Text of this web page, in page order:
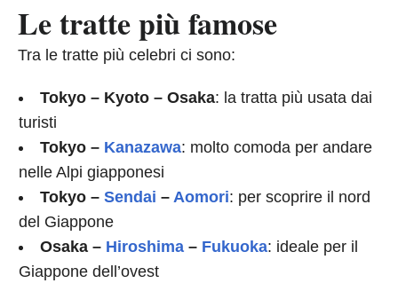
Le tratte più famose
Tra le tratte più celebri ci sono:
Tokyo – Kyoto – Osaka: la tratta più usata dai
turisti
Tokyo – Kanazawa: molto comoda per andare
nelle Alpi giapponesi
Tokyo – Sendai – Aomori: per scoprire il nord
del Giappone
Osaka – Hiroshima – Fukuoka: ideale per il
Giappone dell’ovest